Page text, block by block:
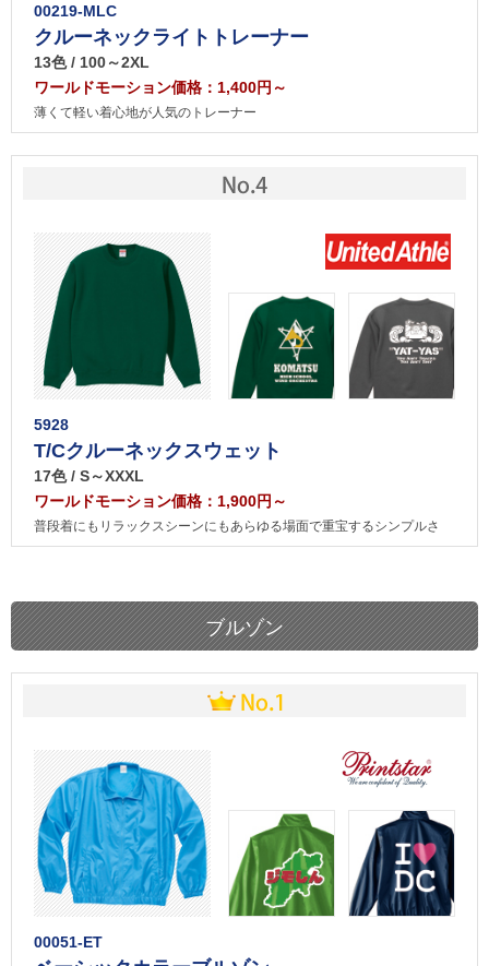
00219-MLC
クルーネックライトトレーナー
13色 / 100～2XL
ワールドモーション価格：1,400円～
薄くて軽い着心地が人気のトレーナー
5928
T/Cクルーネックスウェット
17色 / S～XXXL
ワールドモーション価格：1,900円～
普段着にもリラックスシーンにもあらゆる場面で重宝するシンプルさ
ブルゾン
00051-ET